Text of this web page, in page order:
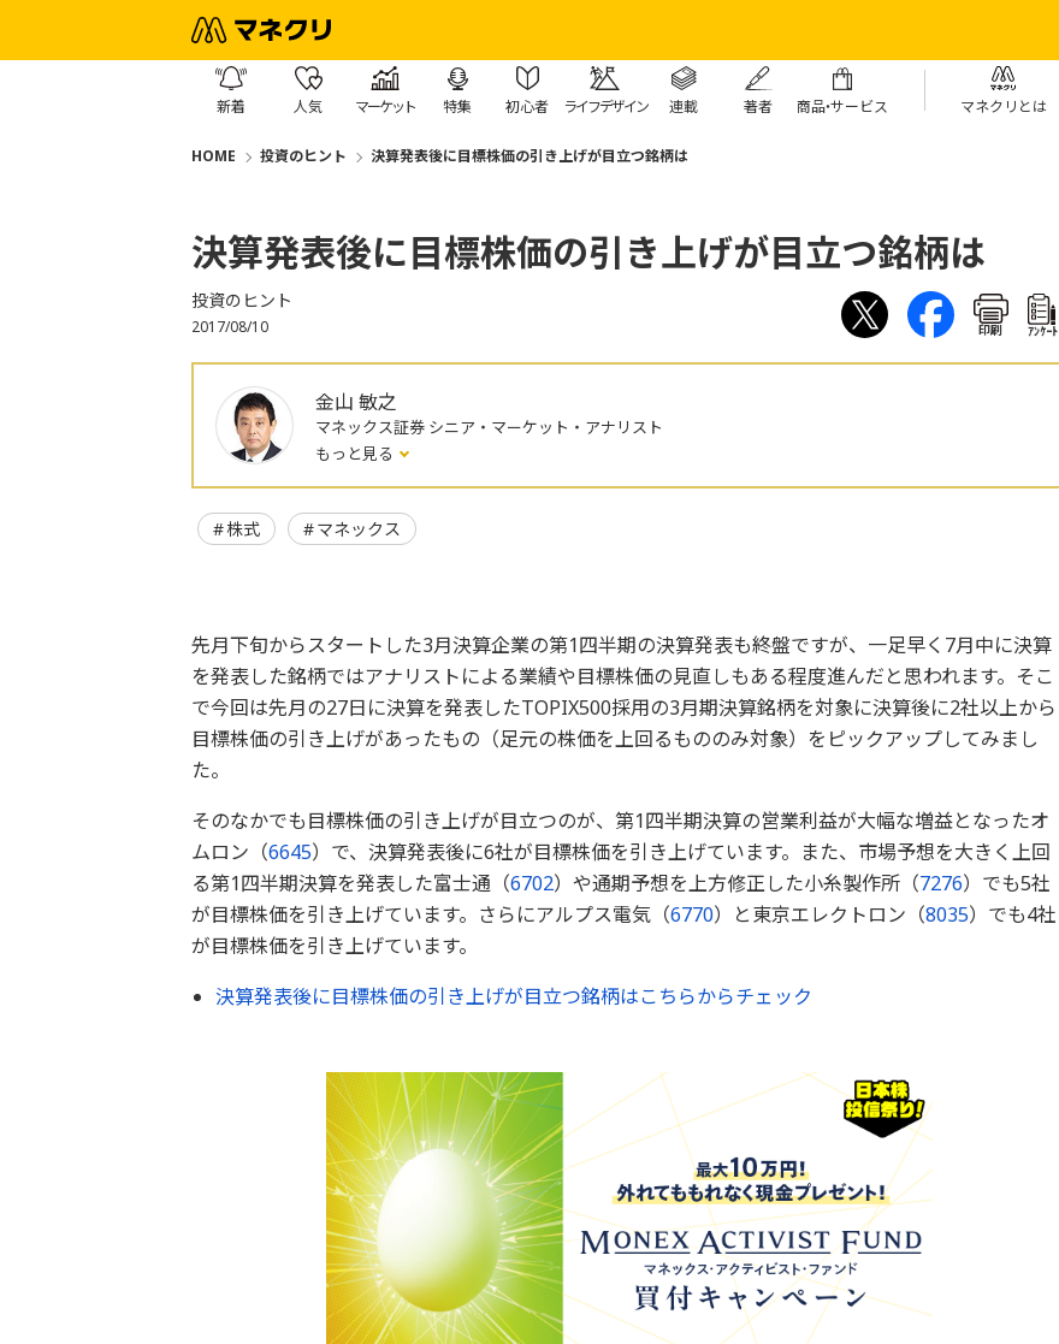
新着 人気 マーケット 特集 初心者 ライフデザイン 連載 著者 商品・サービス マネクリとは
HOME 投資のヒント 決算発表後に目標株価の引き上げが目立つ銘柄は
決算発表後に目標株価の引き上げが目立つ銘柄は
投資のヒント
2017/08/10 印刷 ｱﾝｹｰﾄ
金山 敏之
マネックス証券 シニア・マーケット・アナリスト
もっと見る
株式 マネックス
先月下旬からスタートした3月決算企業の第1四半期の決算発表も終盤ですが、一足早く7月中に決算
を発表した銘柄ではアナリストによる業績や目標株価の見直しもある程度進んだと思われます。そこ
で今回は先月の27日に決算を発表したTOPIX500採用の3月期決算銘柄を対象に決算後に2社以上から
目標株価の引き上げがあったもの（足元の株価を上回るもののみ対象）をピックアップしてみまし
た。
そのなかでも目標株価の引き上げが目立つのが、第1四半期決算の営業利益が大幅な増益となったオ
ムロン（6645）で、決算発表後に6社が目標株価を引き上げています。また、市場予想を大きく上回
る第1四半期決算を発表した富士通（6702）や通期予想を上方修正した小糸製作所（7276）でも5社
が目標株価を引き上げています。さらにアルプス電気（6770）と東京エレクトロン（8035）でも4社
が目標株価を引き上げています。
決算発表後に目標株価の引き上げが目立つ銘柄はこちらからチェック